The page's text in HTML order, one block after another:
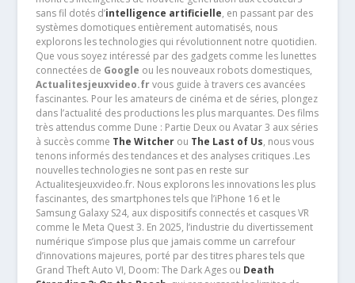
sans fil dotés d’intelligence artificielle, en passant par des
systèmes domotiques entièrement automatisés, nous
explorons les technologies qui révolutionnent notre quotidien.
Que vous soyez intéressé par des gadgets comme les lunettes
connectées de Google ou les nouveaux robots domestiques,
Actualitesjeuxvideo.frvous guide à travers ces avancées
fascinantes. Pour les amateurs de cinéma et de séries, plongez
dans l’actualité des productions les plus marquantes. Des films
très attendus comme Dune : Partie Deux ou Avatar 3 aux séries
à succès comme The Witcherou The Last of Us, nous vous
tenons informés des tendances et des analyses critiques .Les
nouvelles technologies ne sont pas en reste sur
Actualitesjeuxvideo.fr. Nous explorons les innovations les plus
fascinantes, des smartphones tels que l’iPhone 16 et le
Samsung Galaxy S24, aux dispositifs connectés et casques VR
comme le Meta Quest 3. En 2025, l’industrie du divertissement
numérique s’impose plus que jamais comme un carrefour
d’innovations majeures, porté par des titres phares tels que
Grand Theft Auto VI, Doom: The Dark Ages ou Death